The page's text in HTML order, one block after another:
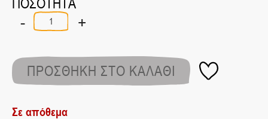
-
Ρόζ
Καπνιστό
Ημαλαίων
ποσότητα
+
ΠΡΟΣΘΗΚΗ ΣΤΟ ΚΑΛΑΘΙ
Σε απόθεμα